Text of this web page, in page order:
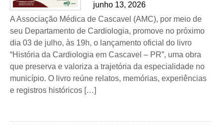
junho 13, 2026
A Associação Médica de Cascavel (AMC), por meio de
seu Departamento de Cardiologia, promove no próximo
dia 03 de julho, às 19h, o lançamento oficial do livro
“História da Cardiologia em Cascavel – PR”, uma obra
que preserva e valoriza a trajetória da especialidade no
município. O livro reúne relatos, memórias, experiências
e registros históricos […]